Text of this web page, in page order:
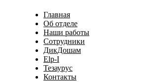
Главная
Об отделе
Наши работы
Сотрудники
ДикДошам
Elp-I
Тезаурус
Контакты